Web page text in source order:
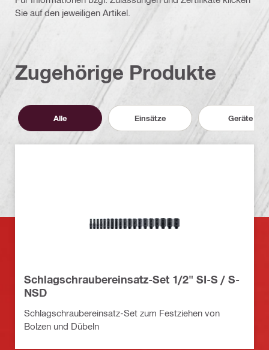
Sie auf den jeweiligen Artikel.
Zugehörige Produkte
Alle Einsätze Geräte
Schlagschraubereinsatz-Set 1/2" SI-S / S-
NSD
Schlagschraubereinsatz-Set zum Festziehen von
Bolzen und Dübeln